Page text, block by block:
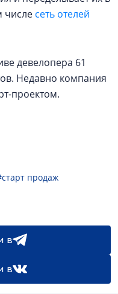
числе сеть отелей
девелопера 61
Недавно компания
проектом.
продаж
в
в